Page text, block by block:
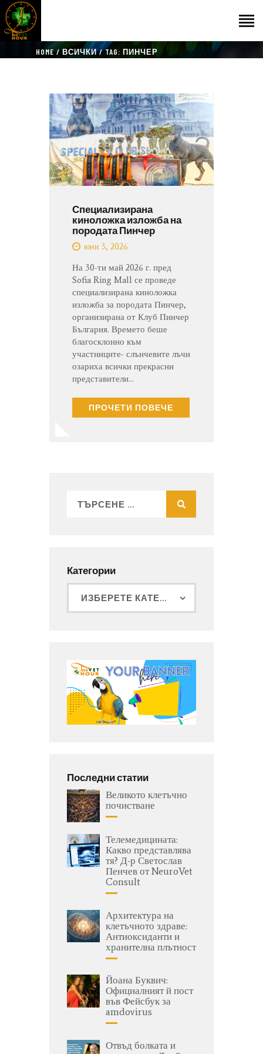
HOME ВСИЧКИ TAG: ПИНЧЕР
ЕКИП
КАТАЛОГ
THE VET HOUR
БЛОГ
КОНТАКТ
Специализирана
киноложка изложба на
породата Пинчер
юни 3, 2026
На 30-ти май 2026 г. пред
Sofia Ring Mall се проведе
специализирана киноложка
изложба за породата Пинчер,
организирана от Клуб Пинчер
България. Времето беше
благосклонно към
участниците- слънчевите лъчи
озариха всички прекрасни
представители…
ПРОЧЕТИ ПОВЕЧЕ
Категории
Последни статии
Великото клетъчно
почистване
Телемедицината:
Какво представлява
тя? Д-р Светослав
Пенчев от NeuroVet
Consult
Архитектура на
клетъчното здраве:
Антиоксиданти и
хранителна плътност
Йоана Буквич:
Официалният й пост
във Фейсбук за
amdovirus
Отвъд болката и